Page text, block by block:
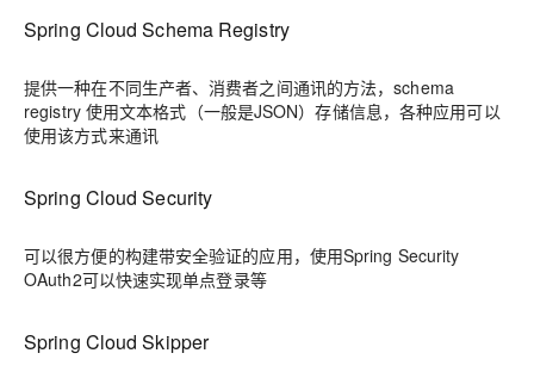
Spring Cloud Schema Registry
提供一种在不同生产者、消费者之间通讯的方法，schema
registry 使用文本格式（一般是JSON）存储信息，各种应用可以
使用该方式来通讯
Spring Cloud Security
可以很方便的构建带安全验证的应用，使用Spring Security
OAuth2可以快速实现单点登录等
Spring Cloud Skipper